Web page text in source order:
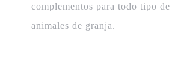
complementos para todo tipo de
animales de granja.